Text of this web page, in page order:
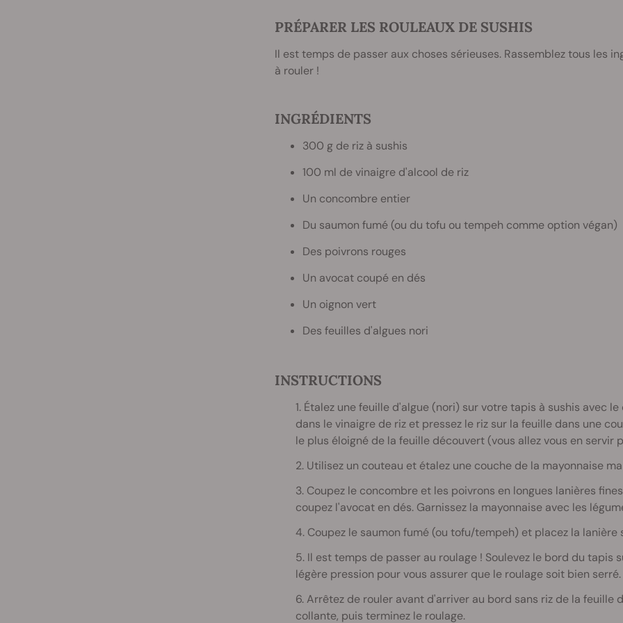
PRÉPARER LES ROULEAUX DE SUSHIS
Il est temps de passer aux choses sérieuses. Rassemblez tous les
à rouler !
INGRÉDIENTS
300 g de riz à sushis
100 ml de vinaigre d'alcool de riz
Un concombre entier
Du saumon fumé (ou du tofu ou tempeh comme option végan)
Des poivrons rouges
Un avocat coupé en dés
Un oignon vert
Des feuilles d'algues nori
INSTRUCTIONS
1. Étalez une feuille d'algue (nori) sur votre tapis à sushis avec
dans le vinaigre de riz et pressez le riz sur la feuille dans une
le plus éloigné de la feuille découvert (vous allez vous en servir
2. Utilisez un couteau et étalez une couche de la mayonnaise
3. Coupez le concombre et les poivrons en longues lanières
coupez l'avocat en dés. Garnissez la mayonnaise avec les
4. Coupez le saumon fumé (ou tofu/tempeh) et placez la lanière
5. Il est temps de passer au roulage ! Soulevez le bord du tapis
légère pression pour vous assurer que le roulage soit bien serré.
6. Arrêtez de rouler avant d'arriver au bord sans riz de la feuille
collante, puis terminez le roulage.